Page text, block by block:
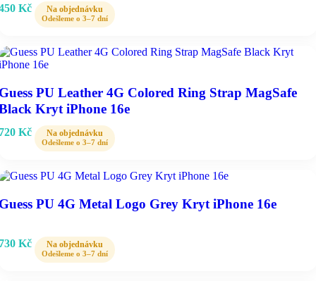
Kč
PU Leather 4G Colored Ring Strap MagSafe
Kryt iPhone 16e
Kč
PU 4G Metal Logo Grey Kryt iPhone 16e
Kč